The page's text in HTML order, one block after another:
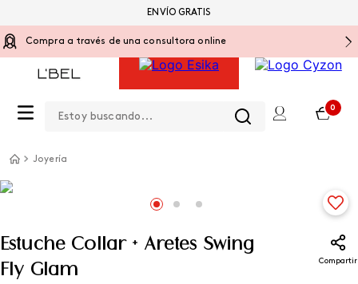
Compra a través de una consultora online
0
ENVÍO GRATIS
Joyería
Estuche Collar + Aretes Swing
Fly Glam
Compartir